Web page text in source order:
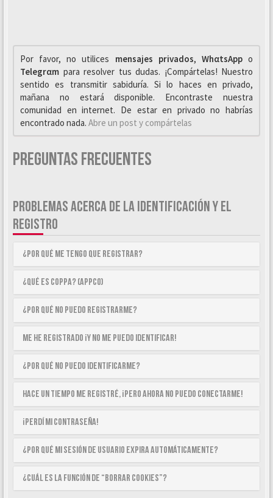
Por favor, no utilices mensajes privados, WhαtsAppo
Telegrαm para resolver tus dudas. ¡Compártelas! Nuestro
sentido es transmitir sabiduría. Si lo haces en privado,
mañana no estará disponible. Encontraste nuestra
comunidad en internet. De estar en privado no habrías
encontrado nada. Abre un post y compártelas
Preguntas Frecuentes
PROBLEMAS ACERCA DE LA IDENTIFICACIÓN Y EL
REGISTRO
¿Por qué me tengo que registrar?
¿Qué es COPPA? (APPCO)
¿Por qué no puedo registrarme?
Me he registrado ¡y no me puedo identificar!
¿Por qué no puedo identificarme?
Hace un tiempo me registré, ¡pero ahora no puedo conectarme!
¡Perdí mi contraseña!
¿Por qué mi sesión de usuario expira automáticamente?
¿Cuál es la función de “Borrar cookies”?